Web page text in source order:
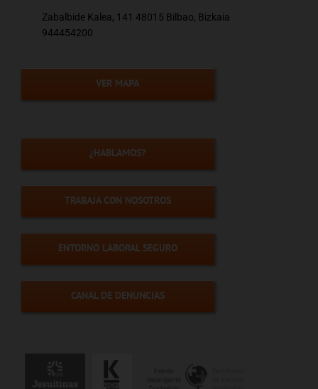
Zabalbide Kalea, 141 48015 Bilbao, Bizkaia
944454200
VER MAPA
¿HABLAMOS?
TRABAJA CON NOSOTROS
ENTORNO LABORAL SEGURO
CANAL DE DENUNCIAS